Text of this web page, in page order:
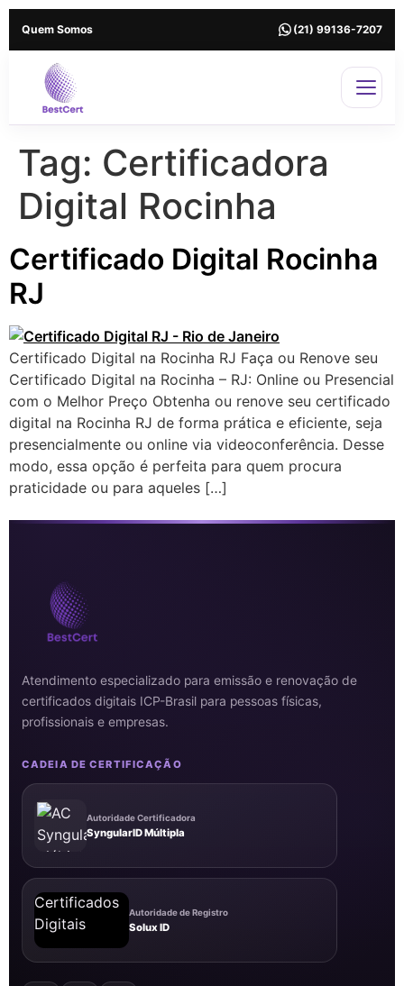
Quem Somos (21) 99136-7207
Tag: Certificadora
Digital Rocinha
Certificado Digital Rocinha
RJ
Certificado Digital na Rocinha RJ Faça ou Renove seu
Certificado Digital na Rocinha – RJ: Online ou Presencial
com o Melhor Preço Obtenha ou renove seu certificado
digital na Rocinha RJ de forma prática e eficiente, seja
presencialmente ou online via videoconferência. Desse
modo, essa opção é perfeita para quem procura
praticidade ou para aqueles […]
Atendimento especializado para emissão e renovação de
certificados digitais ICP-Brasil para pessoas físicas,
profissionais e empresas.
CADEIA DE CERTIFICAÇÃO
Autoridade Certificadora
SyngularID Múltipla
Autoridade de Registro
Solux ID